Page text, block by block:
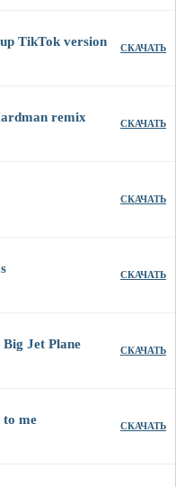
TikTok version СКАЧАТЬ
remix СКАЧАТЬ
СКАЧАТЬ
СКАЧАТЬ
Jet Plane СКАЧАТЬ
me СКАЧАТЬ